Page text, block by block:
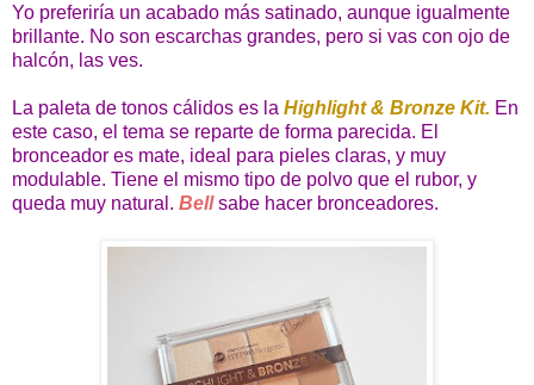
Yo preferiría un acabado más satinado, aunque igualmente
brillante. No son escarchas grandes, pero si vas con ojo de
halcón, las ves.
La paleta de tonos cálidos es la Highlight & Bronze Kit. En
este caso, el tema se reparte de forma parecida. El
bronceador es mate, ideal para pieles claras, y muy
modulable. Tiene el mismo tipo de polvo que el rubor, y
queda muy natural. Bellsabe hacer bronceadores.